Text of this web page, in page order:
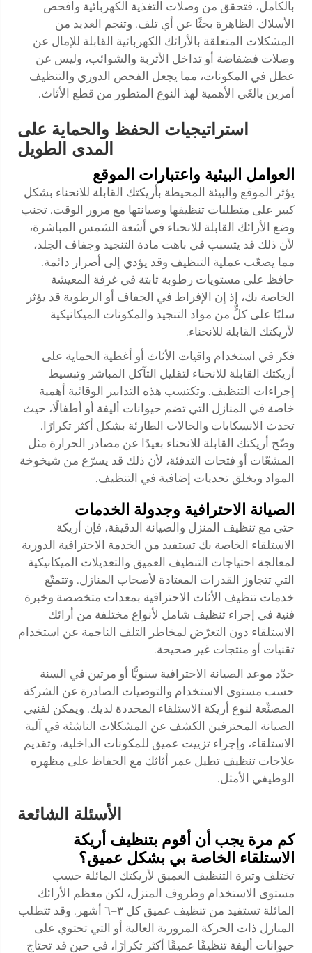
بالكامل، فتحقق من وصلات التغذية الكهربائية وافحص
الأسلاك الظاهرة بحثًا عن أي تلف. وتنجم العديد من
المشكلات المتعلقة بالأرائك الكهربائية القابلة للإمال عن
وصلات فضفاضة أو تداخل الأتربة والشوائب، وليس عن
عطل في المكونات، مما يجعل الفحص الدوري والتنظيف
أمرين بالغَي الأهمية لهذ النوع المتطور من قطع الأثاث.
استراتيجيات الحفظ والحماية على
المدى الطويل
العوامل البيئية واعتبارات الموقع
يؤثر الموقع والبيئة المحيطة بأريكتك القابلة للانحناء بشكل
كبير على متطلبات تنظيفها وصيانتها مع مرور الوقت. تجنب
وضع الأرائك القابلة للانحناء في أشعة الشمس المباشرة،
لأن ذلك قد يتسبب في باهت مادة التنجيد وجفاف الجلد،
مما يصعّب عملية التنظيف وقد يؤدي إلى أضرار دائمة.
حافظ على مستويات رطوبة ثابتة في غرفة المعيشة
الخاصة بك، إذ إن الإفراط في الجفاف أو الرطوبة قد يؤثر
سلبًا على كلٍّ من مواد التنجيد والمكونات الميكانيكية
لأريكتك القابلة للانحناء.
فكر في استخدام واقيات الأثاث أو أغطية الحماية على
أريكتك القابلة للانحناء لتقليل التآكل المباشر وتبسيط
إجراءات التنظيف. وتكتسب هذه التدابير الوقائية أهمية
خاصة في المنازل التي تضم حيوانات أليفة أو أطفالًا، حيث
تحدث الانسكابات والحالات الطارئة بشكل أكثر تكرارًا.
وضّح أريكتك القابلة للانحناء بعيدًا عن مصادر الحرارة مثل
المشعّات أو فتحات التدفئة، لأن ذلك قد يسرّع من شيخوخة
المواد ويخلق تحديات إضافية في التنظيف.
الصيانة الاحترافية وجدولة الخدمات
حتى مع تنظيف المنزل والصيانة الدقيقة، فإن أريكة
الاستلقاء الخاصة بك تستفيد من الخدمة الاحترافية الدورية
لمعالجة احتياجات التنظيف العميق والتعديلات الميكانيكية
التي تتجاوز القدرات المعتادة لأصحاب المنازل. وتتمتّع
خدمات تنظيف الأثاث الاحترافية بمعدات متخصصة وخبرة
فنية في إجراء تنظيف شامل لأنواع مختلفة من أرائك
الاستلقاء دون التعرّض لمخاطر التلف الناجمة عن استخدام
تقنيات أو منتجات غير صحيحة.
حدّد موعد الصيانة الاحترافية سنويًّا أو مرتين في السنة
حسب مستوى الاستخدام والتوصيات الصادرة عن الشركة
المصنِّعة لنوع أريكة الاستلقاء المحددة لديك. ويمكن لفنيي
الصيانة المحترفين الكشف عن المشكلات الناشئة في آلية
الاستلقاء، وإجراء تزييت عميق للمكونات الداخلية، وتقديم
علاجات تنظيف تطيل عمر أثاثك مع الحفاظ على مظهره
الوظيفي الأمثل.
الأسئلة الشائعة
كم مرة يجب أن أقوم بتنظيف أريكة
الاستلقاء الخاصة بي بشكل عميق؟
تختلف وتيرة التنظيف العميق لأريكتك المائلة حسب
مستوى الاستخدام وظروف المنزل، لكن معظم الأرائك
المائلة تستفيد من تنظيف عميق كل ٣–٦ أشهر. وقد تتطلب
المنازل ذات الحركة المرورية العالية أو التي تحتوي على
حيوانات أليفة تنظيفًا عميقًا أكثر تكرارًا، في حين قد تحتاج